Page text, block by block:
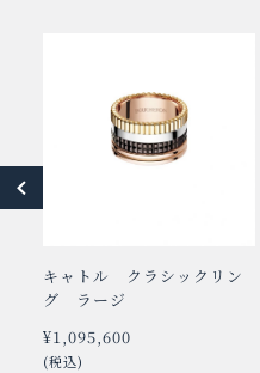
キャトル クラシックリン
グ ラージ
¥1,095,600
(税込)